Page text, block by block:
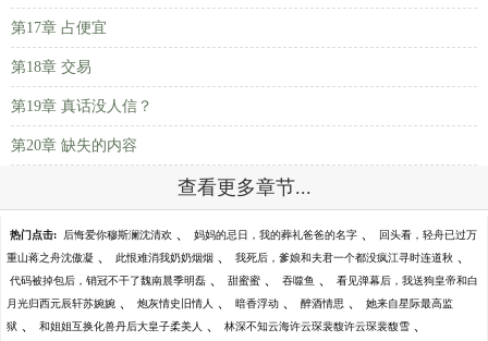
第17章 占便宜
第18章 交易
第19章 真话没人信？
第20章 缺失的内容
查看更多章节...
热门点击: 后悔爱你穆斯澜沈清欢 、 妈妈的忌日，我的葬礼爸爸的名字 、 回头看，轻舟已过万
重山蒋之舟沈傲凝 、 此恨难消我奶奶烟烟 、 我死后，爹娘和夫君一个都没疯江寻时连道秋 、
代码被掉包后，销冠不干了魏南晨季明磊 、 甜蜜蜜 、 吞噬鱼 、 看见弹幕后，我送狗皇帝和白
月光归西元辰轩苏婉婉 、 炮灰情史旧情人 、 暗香浮动 、 醉酒情思 、 她来自星际最高监
狱 、 和姐姐互换化兽丹后大皇子柔美人 、 林深不知云海许云琛裴馥许云琛裴馥雪 、